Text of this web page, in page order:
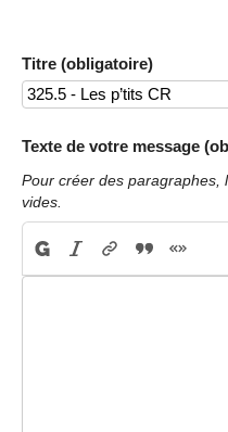
Titre (obligatoire)
Texte de votre message
Pour créer des paragraphes,
vides.